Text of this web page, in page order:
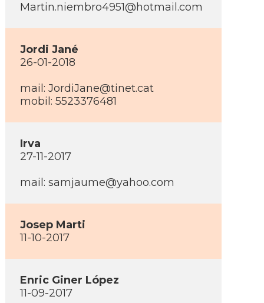
Martin.niembro4951@hotmail.com
Jordi Jané
26-01-2018
mail: JordiJane@tinet.cat
mobil: 5523376481
Irva
27-11-2017
mail: samjaume@yahoo.com
Josep Marti
11-10-2017
Enric Giner López
11-09-2017